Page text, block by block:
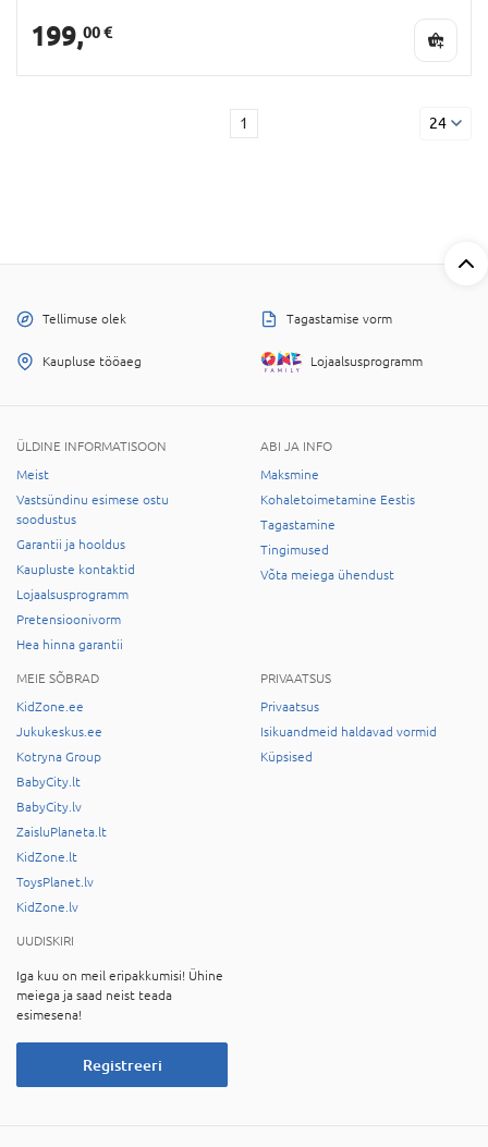
199,00 €
1 24
Tellimuse olek Tagastamise vorm
Kaupluse tööaeg Lojaalsusprogramm
ÜLDINE INFORMATISOON
Meist
Vastsündinu esimese ostu
soodustus
Garantii ja hooldus
Kaupluste kontaktid
Lojaalsusprogramm
Pretensioonivorm
Hea hinna garantii
ABI JA INFO
Maksmine
Kohaletoimetamine Eestis
Tagastamine
Tingimused
Võta meiega ühendust
MEIE SÕBRAD
KidZone.ee
Jukukeskus.ee
Kotryna Group
BabyCity.lt
BabyCity.lv
ZaisluPlaneta.lt
KidZone.lt
ToysPlanet.lv
KidZone.lv
PRIVAATSUS
Privaatsus
Isikuandmeid haldavad vormid
Küpsised
UUDISKIRI
Iga kuu on meil eripakkumisi! Ühine
meiega ja saad neist teada
esimesena!
Registreeri